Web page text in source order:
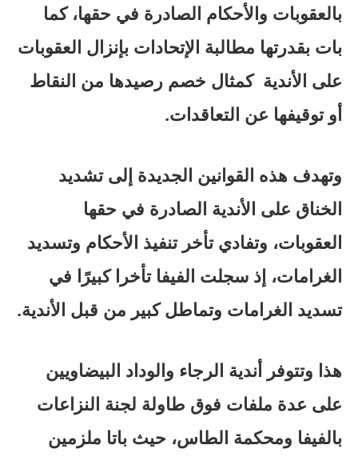
بالعقوبات والأحكام الصادرة في حقها، كما
بات بقدرتها مطالبة الإتحادات بإنزال العقوبات
على الأندية كمثال خصم رصيدها من النقاط
أو توقيفها عن التعاقدات.
وتهدف هذه القوانين الجديدة إلى تشديد
الخناق على الأندية الصادرة في حقها
العقوبات، وتفادي تأخر تنفيذ الأحكام وتسديد
الغرامات، إذ سجلت الفيفا تأخرا كبيرًا في
تسديد الغرامات وتماطل كبير من قبل الأندية.
هذا وتتوفر أندية الرجاء والوداد البيضاويين
على عدة ملفات فوق طاولة لجنة النزاعات
بالفيفا ومحكمة الطاس، حيث باتا ملزمين